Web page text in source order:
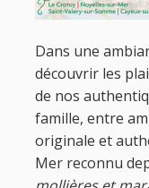
Dans une
découvrir les
de nos
famille, entre
originale et
Mer reconnu